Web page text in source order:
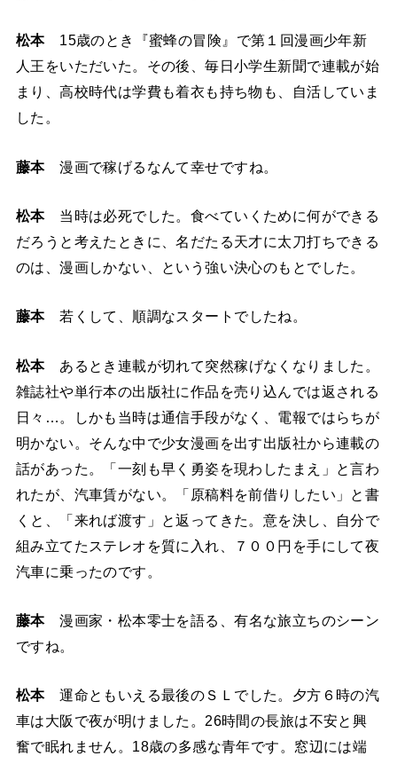
松本15歳のとき『蜜蜂の冒険』で第１回漫画少年新
人王をいただいた。その後、毎日小学生新聞で連載が始
まり、高校時代は学費も着衣も持ち物も、自活していま
した。
藤本漫画で稼げるなんて幸せですね。
松本当時は必死でした。食べていくために何ができる
だろうと考えたときに、名だたる天才に太刀打ちできる
のは、漫画しかない、という強い決心のもとでした。
藤本若くして、順調なスタートでしたね。
松本あるとき連載が切れて突然稼げなくなりました。
雑誌社や単行本の出版社に作品を売り込んでは返される
日々…。しかも当時は通信手段がなく、電報ではらちが
明かない。そんな中で少女漫画を出す出版社から連載の
話があった。「一刻も早く勇姿を現わしたまえ」と言わ
れたが、汽車賃がない。「原稿料を前借りしたい」と書
くと、「来れば渡す」と返ってきた。意を決し、自分で
組み立てたステレオを質に入れ、７００円を手にして夜
汽車に乗ったのです。
藤本漫画家・松本零士を語る、有名な旅立ちのシーン
ですね。
松本運命ともいえる最後のＳＬでした。夕方６時の汽
車は大阪で夜が明けました。26時間の長旅は不安と興
奮で眠れません。18歳の多感な青年です。窓辺には端